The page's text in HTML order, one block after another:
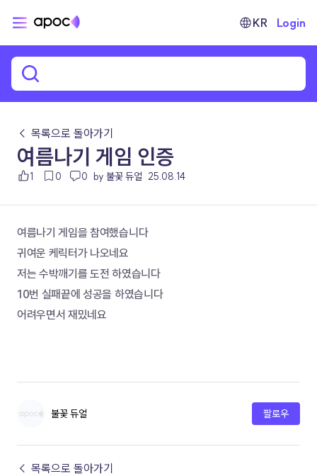
KR Login
← 목록으로 돌아가기
여름나기 게임 인증
1 0 0 by 불꽃 듀얼 25.08.14
여름나기 게임을 참여했습니다
귀여운 케릭터가 나오네요
저는 수박깨기를 도전 하였습니다
10번 실패끝에 성공을 하였습니다
어려우면서 재밌네요
불꽃 듀얼 팔로우
← 목록으로 돌아가기